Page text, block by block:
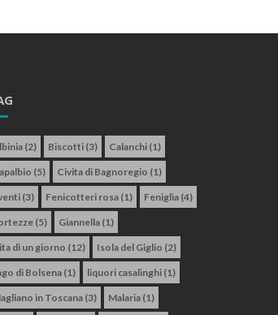
(2) Biscotti (3) Calanchi (1)
(5) Civita di Bagnoregio (1)
(3) Fenicotteri rosa (1) Feniglia (4)
(5) Giannella (1)
di un giorno (12) Isola del Giglio (2)
di Bolsena (1) liquori casalinghi (1)
in Toscana (3) Malaria (1)